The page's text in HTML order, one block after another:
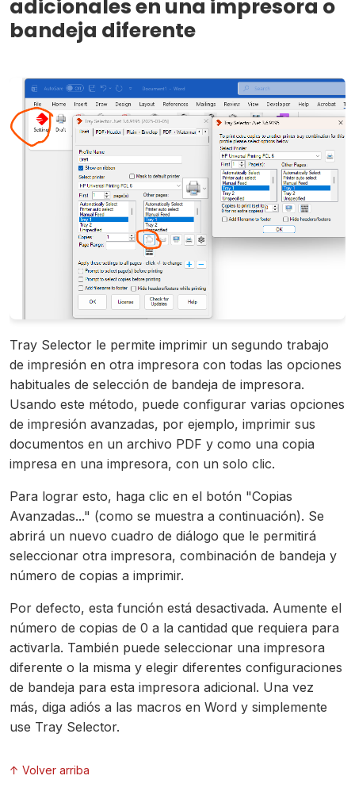
adicionales en una impresora o
bandeja diferente
Tray Selector le permite imprimir un segundo trabajo
de impresión en otra impresora con todas las opciones
habituales de selección de bandeja de impresora.
Usando este método, puede configurar varias opciones
de impresión avanzadas, por ejemplo, imprimir sus
documentos en un archivo PDF y como una copia
impresa en una impresora, con un solo clic.
Para lograr esto, haga clic en el botón "Copias
Avanzadas..." (como se muestra a continuación). Se
abrirá un nuevo cuadro de diálogo que le permitirá
seleccionar otra impresora, combinación de bandeja y
número de copias a imprimir.
Por defecto, esta función está desactivada. Aumente el
número de copias de 0 a la cantidad que requiera para
activarla. También puede seleccionar una impresora
diferente o la misma y elegir diferentes configuraciones
de bandeja para esta impresora adicional. Una vez
más, diga adiós a las macros en Word y simplemente
use Tray Selector.
↑ Volver arriba